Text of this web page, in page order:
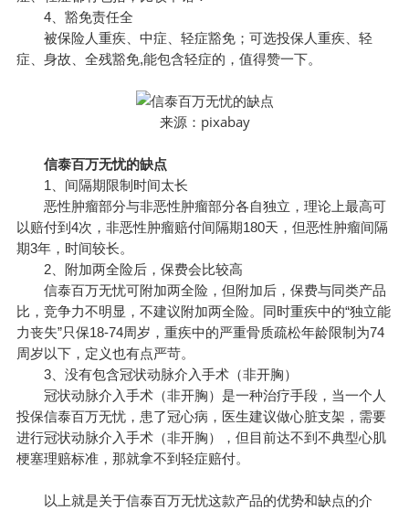
4、豁免责任全
被保险人重疾、中症、轻症豁免；可选投保人重疾、轻
症、身故、全残豁免,能包含轻症的，值得赞一下。
来源： pixabay
信泰百万无忧的缺点
1、间隔期限制时间太长
恶性肿瘤部分与非恶性肿瘤部分各自独立，理论上最高可
以赔付到4次，非恶性肿瘤赔付间隔期180天，但恶性肿瘤间隔
期3年，时间较长。
2、附加两全险后，保费会比较高
信泰百万无忧可附加两全险，但附加后，保费与同类产品
比，竞争力不明显，不建议附加两全险。同时重疾中的“独立能
力丧失”只保18-74周岁，重疾中的严重骨质疏松年龄限制为74
周岁以下，定义也有点严苛。
3、没有包含冠状动脉介入手术（非开胸）
冠状动脉介入手术（非开胸）是一种治疗手段，当一个人
投保信泰百万无忧，患了冠心病，医生建议做心脏支架，需要
进行冠状动脉介入手术（非开胸），但目前达不到不典型心肌
梗塞理赔标准，那就拿不到轻症赔付。
以上就是关于信泰百万无忧这款产品的优势和缺点的介